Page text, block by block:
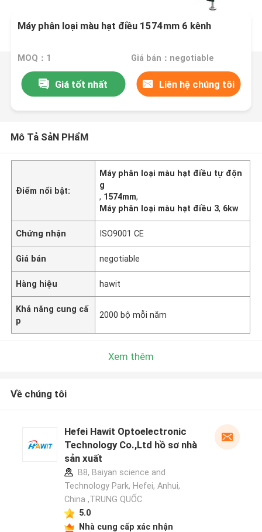
Máy phân loại màu hạt điều 1574mm 6 kênh
MOQ：1 Giá bán：negotiable
Giá tốt nhất Liên hệ chúng tôi
Mô Tả SảN PHẩM
Điểm nổi bật:
Máy phân loại màu hạt điều tự độn
g
, 1574mm,
Máy phân loại màu hạt điều 3, 6kw
Chứng nhận ISO9001 CE
Giá bán negotiable
Hàng hiệu hawit
Khả năng cung cấ
p
2000 bộ mỗi năm
Xem thêm
Về chúng tôi
Hefei Hawit Optoelectronic
Technology Co.,Ltd hồ sơ nhà
sản xuất
B8, Baiyan science and
Technology Park, Hefei, Anhui,
China ,TRUNG QUỐC
5.0
Nhà cung cấp xác nhận